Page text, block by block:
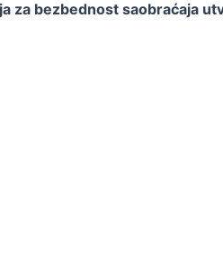
za bezbednost saobraćaja